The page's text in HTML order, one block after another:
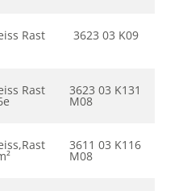
Rast 3623 03 K09
Rast 3623 03 K131
M08
3611 03 K116
M08